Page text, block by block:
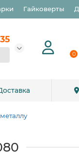
Гайковерты
0